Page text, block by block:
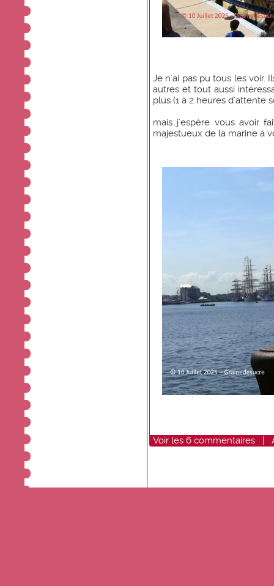
Je n'ai pas pu tous les voir.
autres et tout aussi
plus (1 à 2 heures d'attente
mais j'espère vous avoir
majestueux de la marine à
Voir les 6 commentaires |